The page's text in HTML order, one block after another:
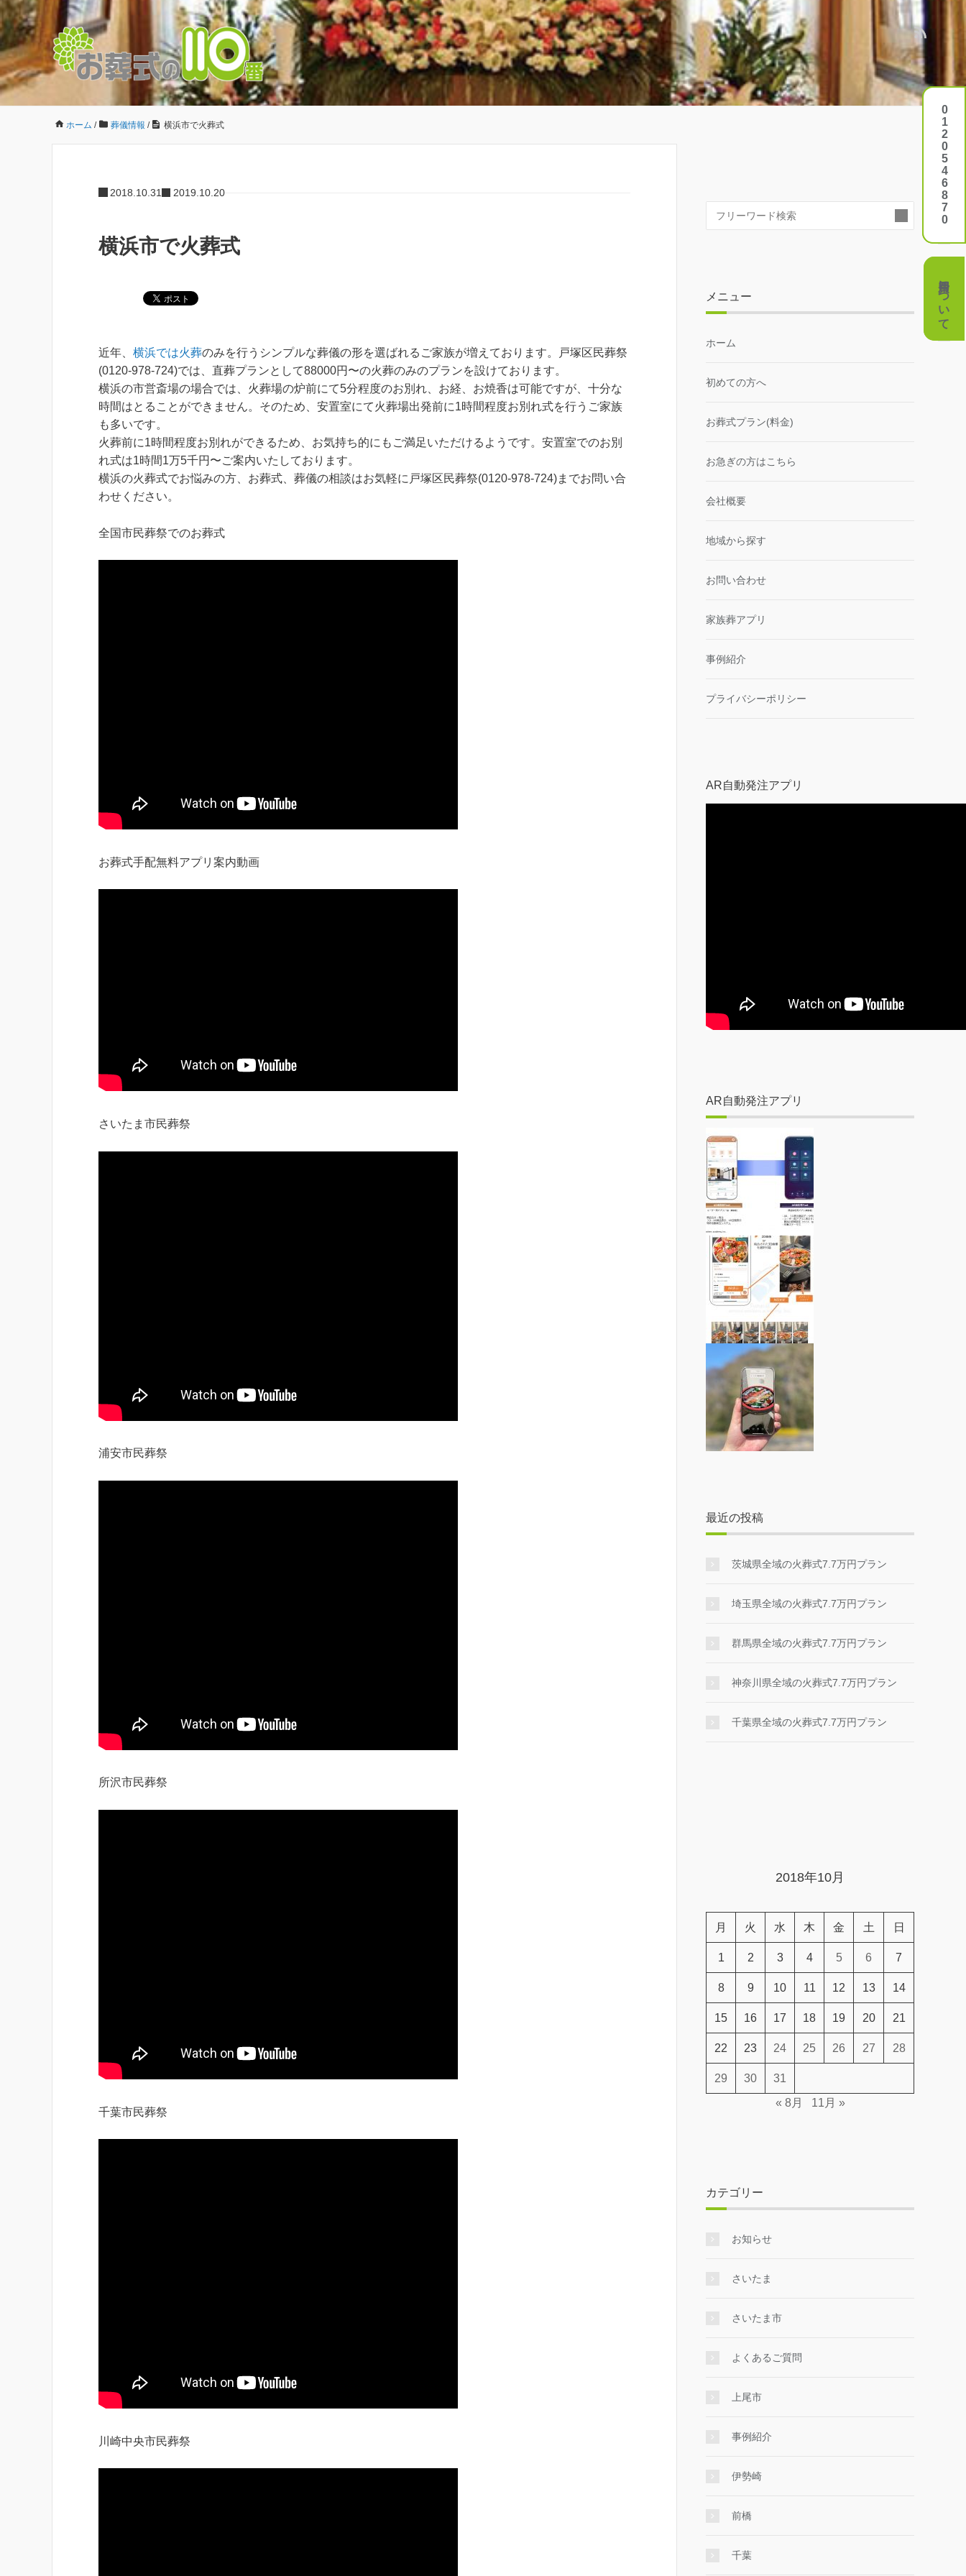
ホーム / 葬儀情報 / 横浜市で火葬式
2018.10.31 2019.10.20
横浜市で火葬式
近年、 横浜では火葬のみを行うシンプルな葬儀の形を選ばれるご家族が増えております。戸塚区民葬祭
(0120-978-724)では、直葬プランとして88000円〜の火葬のみのプランを設けております。
横浜の市営斎場の場合では、火葬場の炉前にて5分程度のお別れ、お経、お焼香は可能ですが、十分な
時間はとることができません。そのため、安置室にて火葬場出発前に1時間程度お別れ式を行うご家族
も多いです。
火葬前に1時間程度お別れができるため、お気持ち的にもご満足いただけるようです。安置室でのお別
れ式は1時間1万5千円〜ご案内いたしております。
横浜の火葬式でお悩みの方、お葬式、葬儀の相談はお気軽に戸塚区民葬祭(0120-978-724)までお問い合
わせください。
全国市民葬祭でのお葬式
お葬式手配無料アプリ案内動画
さいたま市民葬祭
浦安市民葬祭
所沢市民葬祭
千葉市民葬祭
川崎中央市民葬祭
0120546870
費用について
メニュー
ホーム
初めての方へ
お葬式プラン(料金)
お急ぎの方はこちら
会社概要
地域から探す
お問い合わせ
家族葬アプリ
事例紹介
プライバシーポリシー
AR自動発注アプリ
AR自動発注アプリ
最近の投稿
茨城県全域の火葬式7.7万円プラン
埼玉県全域の火葬式7.7万円プラン
群馬県全域の火葬式7.7万円プラン
神奈川県全域の火葬式7.7万円プラン
千葉県全域の火葬式7.7万円プラン
0120546870
費用について
2018年10月
月 火 水 木 金 土 日
1 2 3 4 5 6 7
8 9 10 11 12 13 14
15 16 17 18 19 20 21
22 23 24 25 26 27 28
29 30
31
« 8月
11月 »
カテゴリー
お知らせ
さいたま
さいたま市
よくあるご質問
上尾市
事例紹介
伊勢崎
前橋
千葉